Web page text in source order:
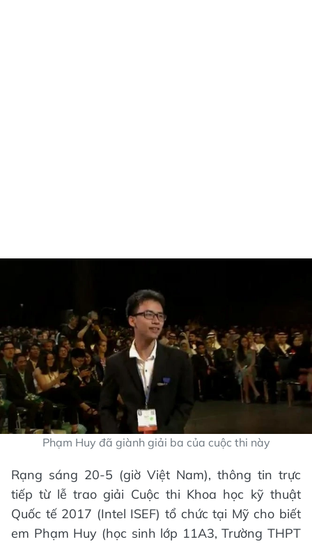
Phạm Huy đã giành giải ba của cuộc thi này
Rạng sáng 20-5 (giờ Việt Nam), thông tin trực
tiếp từ lễ trao giải Cuộc thi Khoa học kỹ thuật
Quốc tế 2017 (Intel ISEF) tổ chức tại Mỹ cho biết
em Phạm Huy (học sinh lớp 11A3, Trường THPT